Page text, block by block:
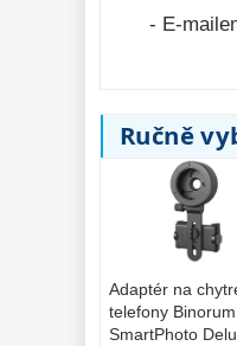
- E-
Ručně
Adaptér na
telefony Binorum
SmartPhoto